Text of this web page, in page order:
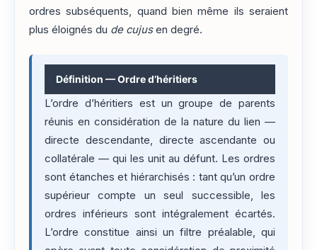
ordres subséquents, quand bien même ils seraient
plus éloignés du de cujusen degré.
Définition — Ordre d’héritiers
L’ordre d’héritiers est un groupe de parents
réunis en considération de la nature du lien —
directe descendante, directe ascendante ou
collatérale — qui les unit au défunt. Les ordres
sont étanches et hiérarchisés : tant qu’un ordre
supérieur compte un seul successible, les
ordres inférieurs sont intégralement écartés.
L’ordre constitue ainsi un filtre préalable, qui